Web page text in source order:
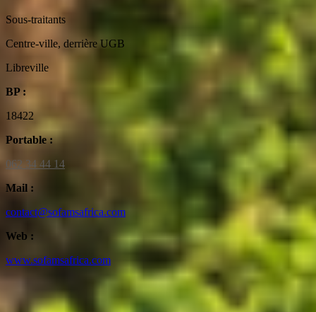
Sous-traitants
Centre-ville, derrière UGB
Libreville
BP :
18422
Portable :
062 34 44 14
Mail :
contact@sofamsafrica.com
Web :
www.sofamsafrica.com